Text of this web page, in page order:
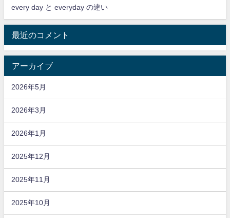
every day と everyday の違い
最近のコメント
アーカイブ
2026年5月
2026年3月
2026年1月
2025年12月
2025年11月
2025年10月